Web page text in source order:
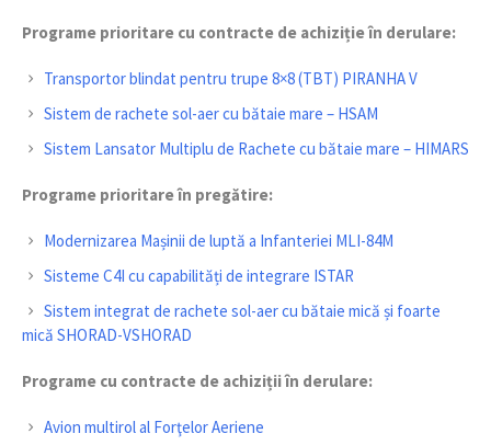
Programe prioritare cu contracte de achiziție în derulare:
Transportor blindat pentru trupe 8×8 (TBT) PIRANHA V
Sistem de rachete sol-aer cu bătaie mare – HSAM
Sistem Lansator Multiplu de Rachete cu bătaie mare – HIMARS
Programe prioritare în pregătire:
Modernizarea Mașinii de luptă a Infanteriei MLI-84M
Sisteme C4I cu capabilități de integrare ISTAR
Sistem integrat de rachete sol-aer cu bătaie mică și foarte
mică SHORAD-VSHORAD
Programe cu contracte de achiziții în derulare:
Avion multirol al Forţelor Aeriene